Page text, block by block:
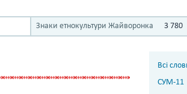
Знаки етнокультури Жайворонка 3 780
Всі
СУМ-11